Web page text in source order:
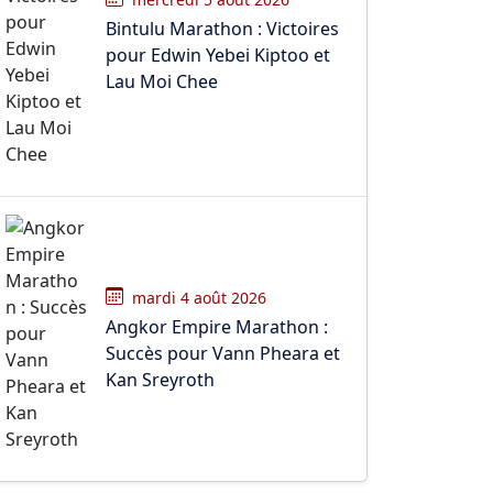
Bintulu Marathon : Victoires
pour Edwin Yebei Kiptoo et
Lau Moi Chee
mardi 4 août 2026
Angkor Empire Marathon :
Succès pour Vann Pheara et
Kan Sreyroth